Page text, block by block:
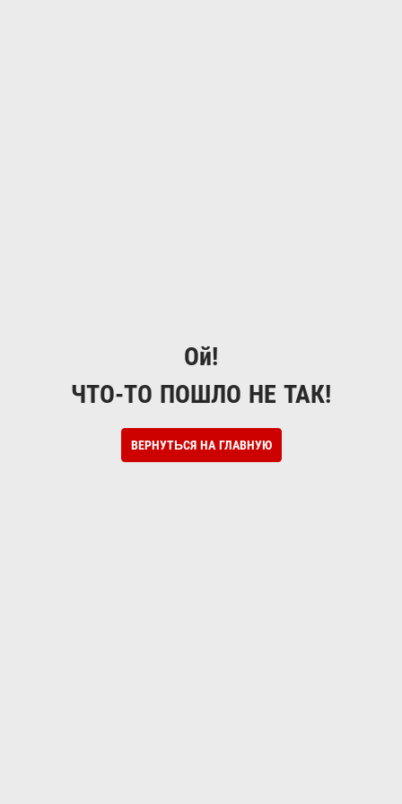
Ой!
ЧТО-ТО ПОШЛО НЕ ТАК!
ВЕРНУТЬСЯ НА ГЛАВНУЮ